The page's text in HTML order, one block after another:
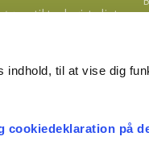
til at vise dig
på
til teologistudiet